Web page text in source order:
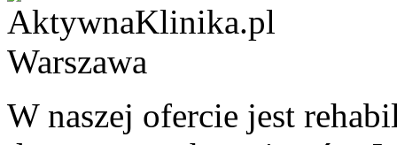
W naszej ofercie jest